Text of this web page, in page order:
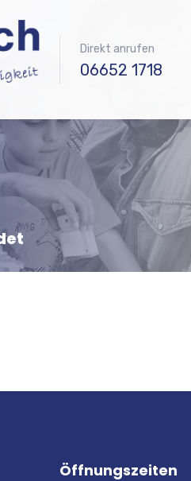
Direkt anrufen
06652 1718
Öffnungszeiten